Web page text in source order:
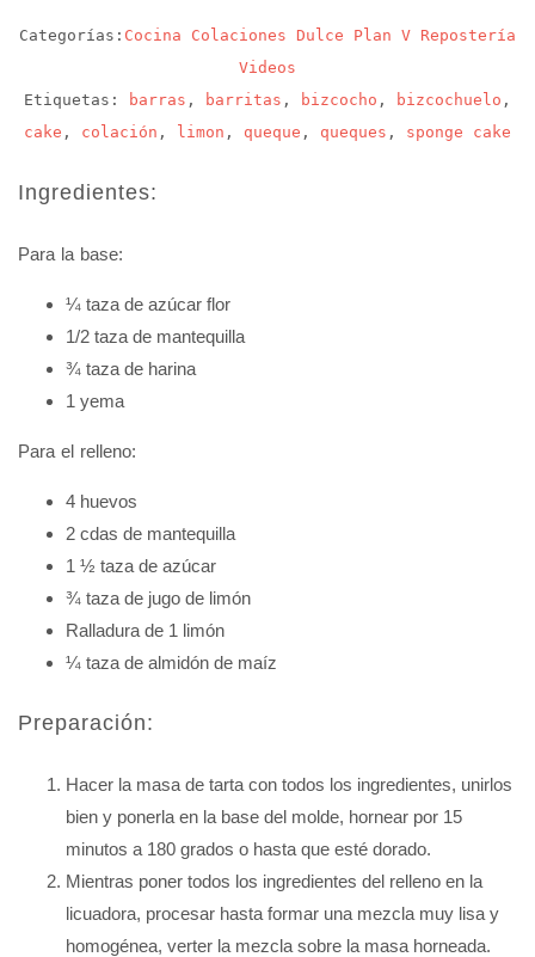
Categorías: Cocina Colaciones Dulce Plan V Repostería
Videos
Etiquetas:
barras , barritas , bizcocho , bizcochuelo ,
cake , colación , limon , queque , queques , sponge cake
Ingredientes:
Para la base:
¼ taza de azúcar flor
1/2 taza de mantequilla
¾ taza de harina
1 yema
Para el relleno:
4 huevos
2 cdas de mantequilla
1 ½ taza de azúcar
¾ taza de jugo de limón
Ralladura de 1 limón
¼ taza de almidón de maíz
Preparación:
Hacer la masa de tarta con todos los ingredientes, unirlos
bien y ponerla en la base del molde, hornear por 15
minutos a 180 grados o hasta que esté dorado.
Mientras poner todos los ingredientes del relleno en la
licuadora, procesar hasta formar una mezcla muy lisa y
homogénea, verter la mezcla sobre la masa horneada.